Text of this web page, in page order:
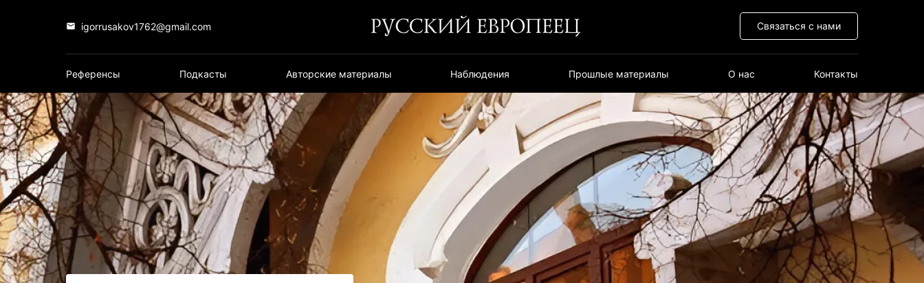
igorrusakov1762@gmail.com Связаться с нами
Референсы Подкасты Авторские материалы Наблюдения Прошлые материалы О нас Контакты